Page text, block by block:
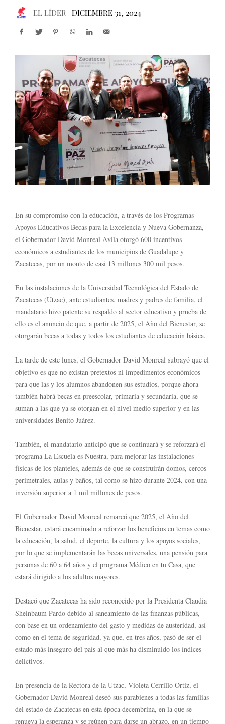
EL LÍDER DICIEMBRE 31, 2024
En su compromiso con la educación, a través de los Programas
Apoyos Educativos Becas para la Excelencia y Nueva Gobernanza,
el Gobernador David Monreal Ávila otorgó 600 incentivos
económicos a estudiantes de los municipios de Guadalupe y
Zacatecas, por un monto de casi 13 millones 300 mil pesos.
En las instalaciones de la Universidad Tecnológica del Estado de
Zacatecas (Utzac), ante estudiantes, madres y padres de familia, el
mandatario hizo patente su respaldo al sector educativo y prueba de
ello es el anuncio de que, a partir de 2025, el Año del Bienestar, se
otorgarán becas a todas y todos los estudiantes de educación básica.
La tarde de este lunes, el Gobernador David Monreal subrayó que el
objetivo es que no existan pretextos ni impedimentos económicos
para que las y los alumnos abandonen sus estudios, porque ahora
también habrá becas en preescolar, primaria y secundaria, que se
suman a las que ya se otorgan en el nivel medio superior y en las
universidades Benito Juárez.
También, el mandatario anticipó que se continuará y se reforzará el
programa La Escuela es Nuestra, para mejorar las instalaciones
físicas de los planteles, además de que se construirán domos, cercos
perimetrales, aulas y baños, tal como se hizo durante 2024, con una
inversión superior a 1 mil millones de pesos.
El Gobernador David Monreal remarcó que 2025, el Año del
Bienestar, estará encaminado a reforzar los beneficios en temas como
la educación, la salud, el deporte, la cultura y los apoyos sociales,
por lo que se implementarán las becas universales, una pensión para
personas de 60 a 64 años y el programa Médico en tu Casa, que
estará dirigido a los adultos mayores.
Destacó que Zacatecas ha sido reconocido por la Presidenta Claudia
Sheinbaum Pardo debido al saneamiento de las finanzas públicas,
con base en un ordenamiento del gasto y medidas de austeridad, así
como en el tema de seguridad, ya que, en tres años, pasó de ser el
estado más inseguro del país al que más ha disminuido los índices
delictivos.
En presencia de la Rectora de la Utzac, Violeta Cerrillo Ortiz, el
Gobernador David Monreal deseó sus parabienes a todas las familias
del estado de Zacatecas en esta época decembrina, en la que se
renueva la esperanza y se reúnen para darse un abrazo, en un tiempo